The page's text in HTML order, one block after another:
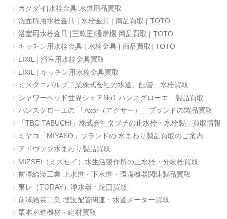
カクダイ|水栓金具.水道用品買取
洗面所用水栓金具 | 水栓金具 | 商品買取 | TOTO
浴室用水栓金具 |三乾王|暖房機 商品買取 | TOTO
キッチン用水栓金具 | 水栓金具 | 商品買取| TOTO
LIXIL | 浴室用水栓金具買取
LIXIL | キッチン用水栓金具買取
ミズタニバルブ工業株式会社の水道、配管、水栓買取
シャワーヘッド世界シェアNo1 ハンスグローエ 製品買取
ハンスグローエの 「Axor（アクサー）」ブランドの製品買取
「TBC TABUCHI」株式会社タブチの止水栓・水栓製品買取情報
ミヤコ「MIYAKO」ブランドの 水まわり製品買取のご案内
アドヴァン水まわり製品買取
MIZSEI（ミズセイ）水生活製作所の止水栓・分岐栓買取
前澤給装工業 上水道・下水道・環境機器関連製品買取
東レ（TORAY）浄水器・蛇口買取
前澤給装工業 埋設配管関連・水道メーター買取
栗本水道機材・建材買取